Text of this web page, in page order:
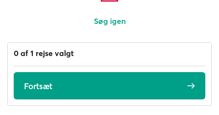
Søg igen
0 af 1 rejse valgt
Fortsæt